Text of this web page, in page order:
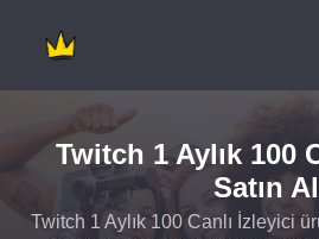
Twitch 1 Aylık 100
Satın Al
Twitch 1 Aylık 100 Canlı İzleyici